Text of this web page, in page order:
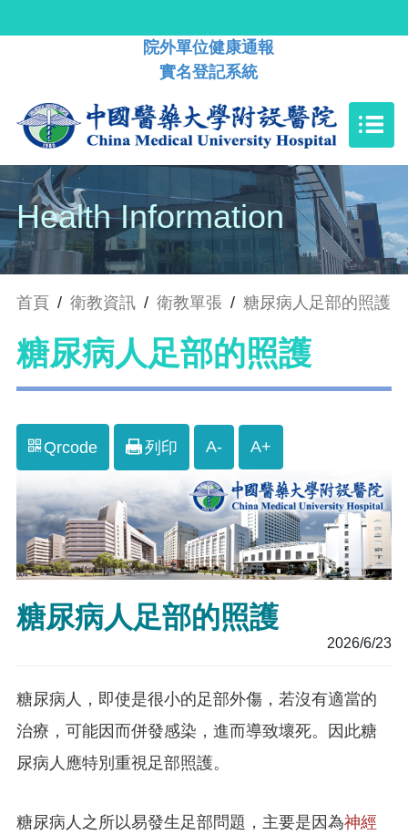
院外單位健康通報
實名登記系統
Health Information
首頁 / 衛教資訊 / 衛教單張 / 糖尿病人足部的照護
糖尿病人足部的照護
Qrcode 列印 A- A+
糖尿病人足部的照護
2026/6/23
糖尿病人，即使是很小的足部外傷，若沒有適當的
治療，可能因而併發感染，進而導致壞死。因此糖
尿病人應特別重視足部照護。
糖尿病人之所以易發生足部問題，主要是因為神經